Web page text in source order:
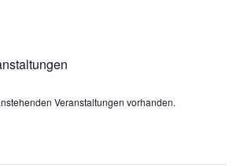
Veranstaltungen vorhanden.